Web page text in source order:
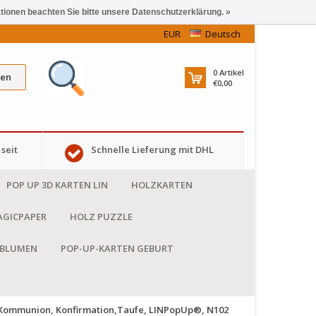
EUR Deutsch
0 Artikel
€0,00
Schnelle Lieferung mit DHL
POP UP 3D KARTEN LIN HOLZKARTEN
HOLZ PUZZLE
POP-UP-KARTEN GEBURT
Konfirmation,Taufe, LINPopUp®, N102
beachten Sie bitte unsere Datenschutzerklärung. »